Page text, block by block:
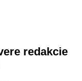
redakcie